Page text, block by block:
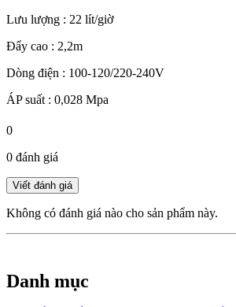
Lưu lượng : 22 lít/giờ
Đẩy cao : 2,2m
Dòng điện : 100-120/220-240V
ÁP suất : 0,028 Mpa
0
0 đánh giá
Không có đánh giá nào cho sản phẩm này.
Danh mục